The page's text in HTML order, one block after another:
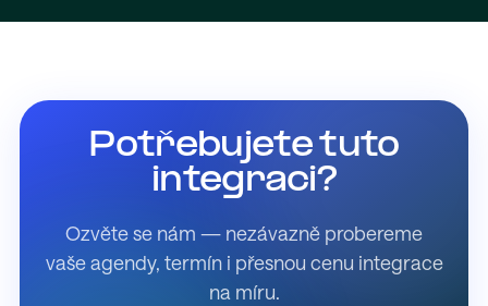
Potřebujete tuto
integraci?
Ozvěte se nám — nezávazně probereme
vaše agendy, termín i přesnou cenu integrace
na míru.